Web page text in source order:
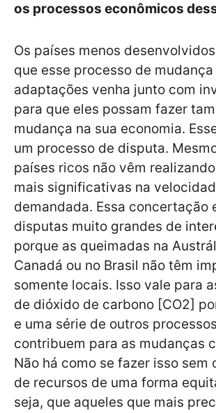
os processos econômicos
Os países menos
que esse processo de mudança
adaptações venha junto com
para que eles possam fazer
mudança na sua economia.
um processo de disputa.
países ricos não vêm
mais significativas na
demandada. Essa concertação
disputas muito grandes de
porque as queimadas na
Canadá ou no Brasil não têm
somente locais. Isso vale para
de dióxido de carbono [CO2]
e uma série de outros
contribuem para as mudanças
Não há como se fazer isso sem
de recursos de uma forma
seja, que aqueles que mais